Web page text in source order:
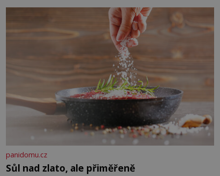
Když se ke mně doneslo, že si manžel pořídil milenku,
panidomu.cz
Sůl nad zlato, ale přiměřeně